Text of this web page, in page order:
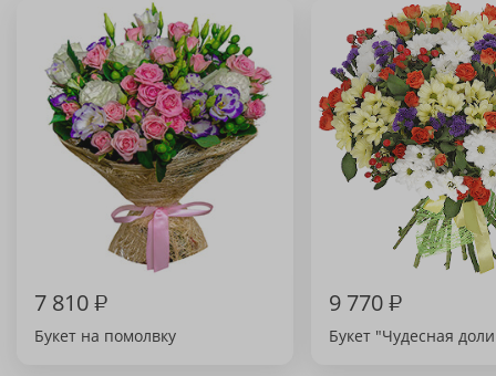
7 810₽
Букет на помолвку
9 770₽
Букет "Чудесная